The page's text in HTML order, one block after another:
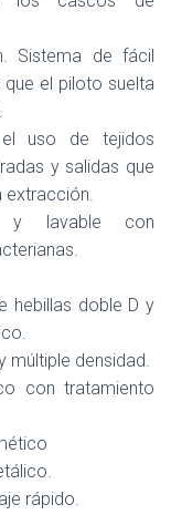
Sistema de fácil
que el piloto suelta
el uso de tejidos
y salidas que
extracción.
y lavable con
hebillas doble D y
múltiple densidad.
con tratamiento
rápido.